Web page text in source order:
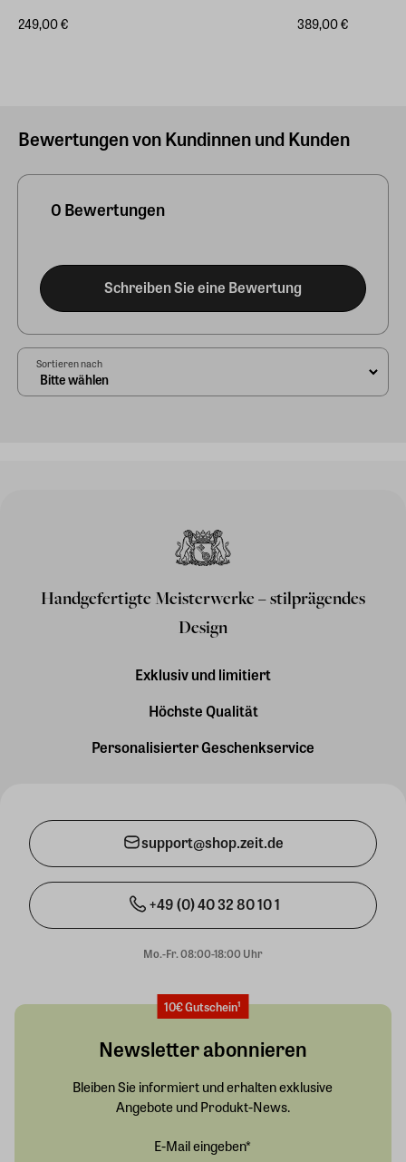
249,00 €
389,00 €
Bewertungen von Kundinnen und Kunden
0 Bewertungen
Schreiben Sie eine Bewertung
Sortieren nach
Handgefertigte Meisterwerke – stilprägendes
Design
Exklusiv und limitiert
Höchste Qualität
Personalisierter Geschenkservice
support@shop.zeit.de
+49 (0) 40 32 80 10 1
Mo.-Fr. 08:00-18:00 Uhr
10€ Gutschein¹
Newsletter abonnieren
Bleiben Sie informiert und erhalten exklusive
Angebote und Produkt-News.